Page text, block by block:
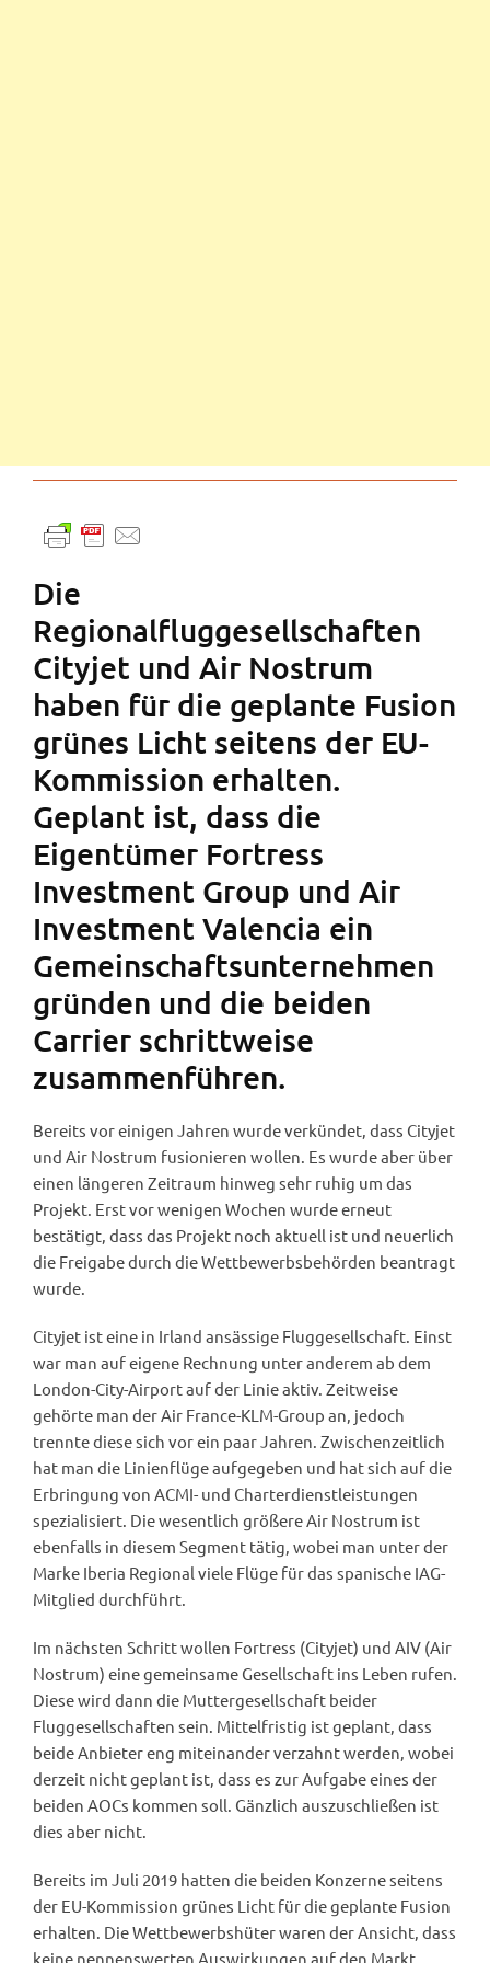
Die
Regionalfluggesellschaften
Cityjet und Air Nostrum
haben für die geplante Fusion
grünes Licht seitens der EU-
Kommission erhalten.
Geplant ist, dass die
Eigentümer Fortress
Investment Group und Air
Investment Valencia ein
Gemeinschaftsunternehmen
gründen und die beiden
Carrier schrittweise
zusammenführen.
Bereits vor einigen Jahren wurde verkündet, dass Cityjet
und Air Nostrum fusionieren wollen. Es wurde aber über
einen längeren Zeitraum hinweg sehr ruhig um das
Projekt. Erst vor wenigen Wochen wurde erneut
bestätigt, dass das Projekt noch aktuell ist und neuerlich
die Freigabe durch die Wettbewerbsbehörden beantragt
wurde.
Cityjet ist eine in Irland ansässige Fluggesellschaft. Einst
war man auf eigene Rechnung unter anderem ab dem
London-City-Airport auf der Linie aktiv. Zeitweise
gehörte man der Air France-KLM-Group an, jedoch
trennte diese sich vor ein paar Jahren. Zwischenzeitlich
hat man die Linienflüge aufgegeben und hat sich auf die
Erbringung von ACMI- und Charterdienstleistungen
spezialisiert. Die wesentlich größere Air Nostrum ist
ebenfalls in diesem Segment tätig, wobei man unter der
Marke Iberia Regional viele Flüge für das spanische IAG-
Mitglied durchführt.
Im nächsten Schritt wollen Fortress (Cityjet) und AIV (Air
Nostrum) eine gemeinsame Gesellschaft ins Leben rufen.
Diese wird dann die Muttergesellschaft beider
Fluggesellschaften sein. Mittelfristig ist geplant, dass
beide Anbieter eng miteinander verzahnt werden, wobei
derzeit nicht geplant ist, dass es zur Aufgabe eines der
beiden AOCs kommen soll. Gänzlich auszuschließen ist
dies aber nicht.
Bereits im Juli 2019 hatten die beiden Konzerne seitens
der EU-Kommission grünes Licht für die geplante Fusion
erhalten. Die Wettbewerbshüter waren der Ansicht, dass
keine nennenswerten Auswirkungen auf den Markt